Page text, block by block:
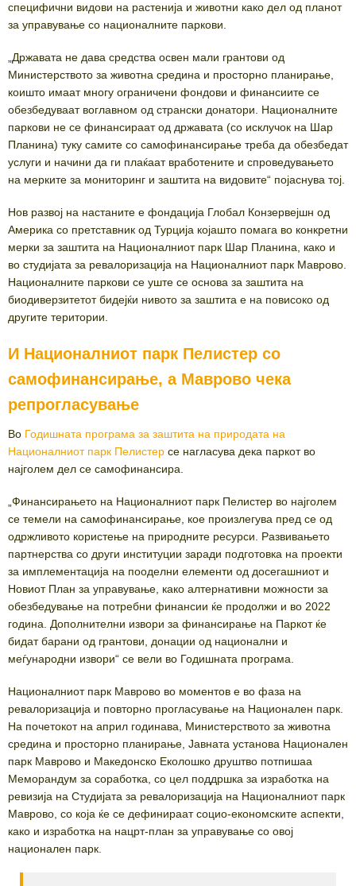
специфични видови на растенија и животни како дел од планот
за управување со националните паркови.
„Државата не дава средства освен мали грантови од
Министерството за животна средина и просторно планирање,
коишто имаат многу ограничени фондови и финансиите се
обезбедуваат воглавном од странски донатори. Националните
паркови не се финансираат од државата (со исклучок на Шар
Планина) туку самите со самофинансирање треба да обезбедат
услуги и начини да ги плаќаат вработените и спроведувањето
на мерките за мониторинг и заштита на видовите“ појаснува тој.
Нов развој на настаните е фондација Глобал Конзервејшн од
Америка со претставник од Турција којашто помага во конкретни
мерки за заштита на Националниот парк Шар Планина, како и
во студијата за ревалоризација на Националниот парк Маврово.
Националните паркови се уште се основа за заштита на
биодиверзитетот бидејќи нивото за заштита е на повисоко од
другите територии.
И Националниот парк Пелистер со
самофинансирање, а Маврово чека
репрогласување
Во Годишната програма за заштита на природата на
Националниот парк Пелистер се нагласува дека паркот во
најголем дел се самофинансира.
„Финансирањето на Националниот парк Пелистер во најголем
се темели на самофинансирање, кое произлегува пред се од
одржливото користење на природните ресурси. Развивањето
партнерства со други институции заради подготовка на проекти
за имплементација на пооделни елементи од досегашниот и
Новиот План за управување, како алтернативни можности за
обезбедување на потребни финансии ќе продолжи и во 2022
година. Дополнителни извори за финансирање на Паркот ќе
бидат барани од грантови, донации од национални и
меѓународни извори“ се вели во Годишната програма.
Националниот парк Маврово во моментов е во фаза на
ревалоризација и повторно прогласување на Национален парк.
На почетокот на април годинава, Министерството за животна
средина и просторно планирање, Јавната установа Национален
парк Маврово и Македонско Еколошко друштво потпишаа
Меморандум за соработка, со цел поддршка за изработка на
ревизија на Студијата за ревалоризација на Националниот парк
Маврово, со која ќе се дефинираат социо-економските аспекти,
како и изработка на нацрт-план за управување со овој
национален парк.